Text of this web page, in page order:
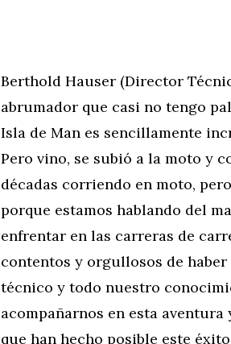
Berthold Hauser (Director
abrumador que casi no tengo
Isla de Man es sencillamente
Pero vino, se subió a la moto y
décadas corriendo en moto,
porque estamos hablando del
enfrentar en las carreras de
contentos y orgullosos de
técnico y todo nuestro
acompañarnos en esta
que han hecho posible este